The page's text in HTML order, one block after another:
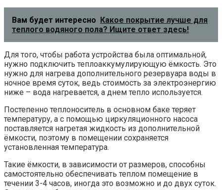
Вам будет интересно Какое покрытие лучше для
теплого водяного пола? Ищите ответ здесь!
Для того, чтобы работа устройства была оптимальной,
нужно подключить теплоаккумулирующую ёмкость. Это
нужно для нагрева дополнительного резервуара воды в
ночное время суток, ведь стоимость за электроэнергию
ниже – вода нагревается, а днем тепло используется.
Постепенно теплоноситель в основном баке теряет
температуру, а с помощью циркуляционного насоса
поставляется нагретая жидкость из дополнительной
ёмкости, поэтому в помещении сохраняется
установленная температура.
Такие ёмкости, в зависимости от размеров, способны
самостоятельно обеспечивать теплом помещение в
течении 3-4 часов, иногда это возможно и до двух суток.